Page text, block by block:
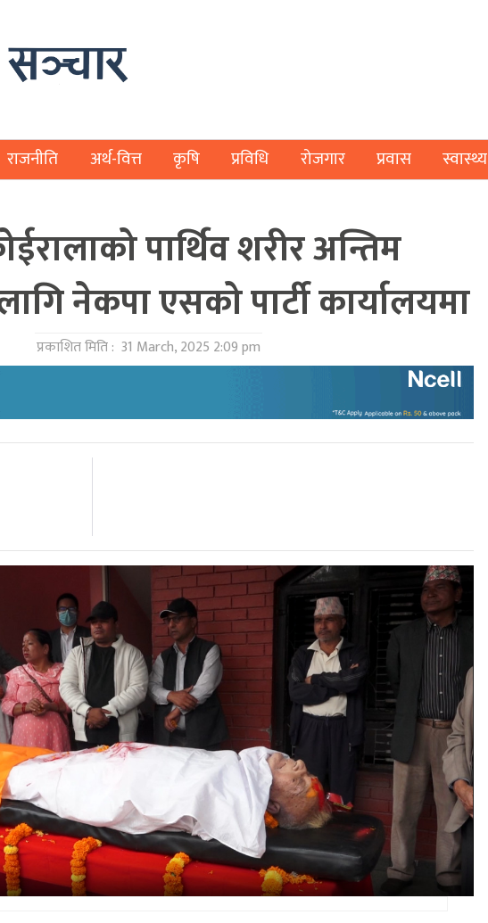
राजनीति अर्थ-वित्त कृषि प्रविधि रोजगार प्रवास स्वास्थ्य
पार्थिव शरीर अन्तिम
नेकपा एसको पार्टी कार्यालयमा
प्रकाशित मिति : 31 March, 2025 2:09 pm